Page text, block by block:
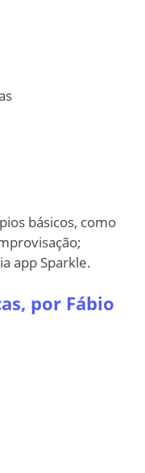
básicos, como
app Sparkle.
por Fábio